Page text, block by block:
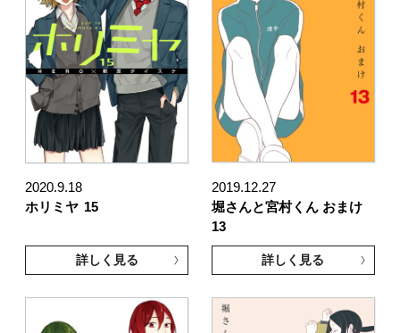
2020.9.18
ホリミヤ 15
詳しく見る
2019.12.27
堀さんと宮村くん おまけ
13
詳しく見る